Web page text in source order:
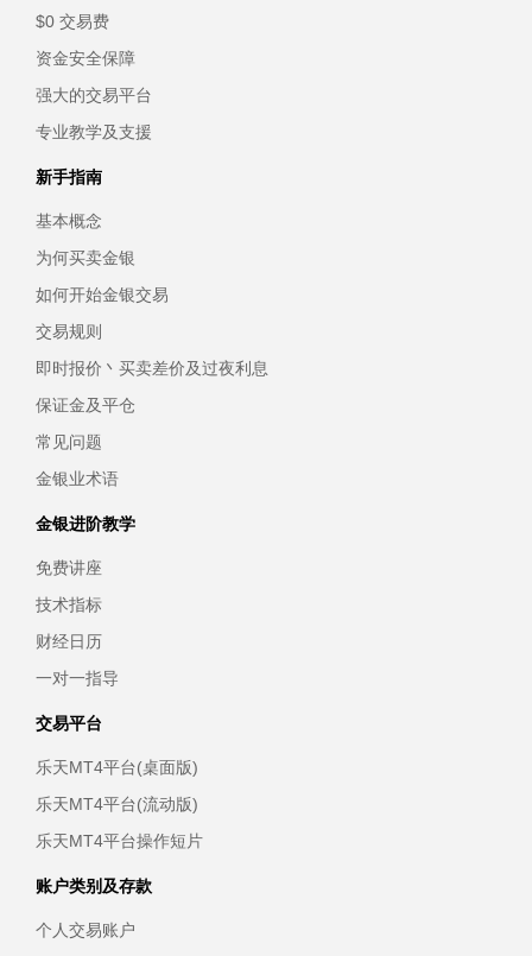
$0 交易费
资金安全保障
强大的交易平台
专业教学及支援
新手指南
基本概念
为何买卖金银
如何开始金银交易
交易规则
即时报价丶买卖差价及过夜利息
保证金及平仓
常见问题
金银业术语
金银进阶教学
免费讲座
技术指标
财经日历
一对一指导
交易平台
乐天MT4平台(桌面版)
乐天MT4平台(流动版)
乐天MT4平台操作短片
账户类别及存款
个人交易账户